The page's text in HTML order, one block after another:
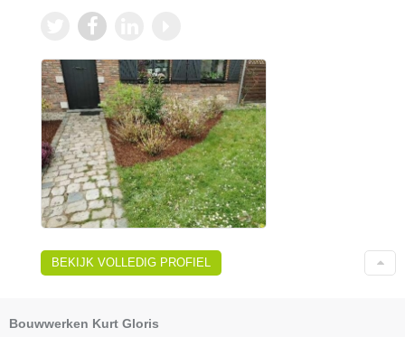
BEKIJK VOLLEDIG PROFIEL
Bouwwerken Kurt Gloris